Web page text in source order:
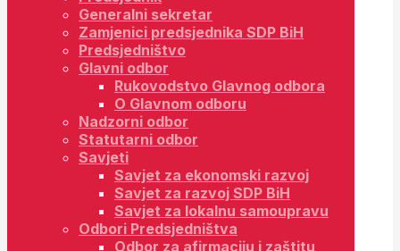
Generalni sekretar
Zamjenici predsjednika SDP BiH
Predsjedništvo
Glavni odbor
Rukovodstvo Glavnog odbora
O Glavnom odboru
Nadzorni odbor
Statutarni odbor
Savjeti
Savjet za ekonomski razvoj
Savjet za razvoj SDP BiH
Savjet za lokalnu samoupravu
Odbori Predsjedništva
Odbor za afirmaciju i zaštitu